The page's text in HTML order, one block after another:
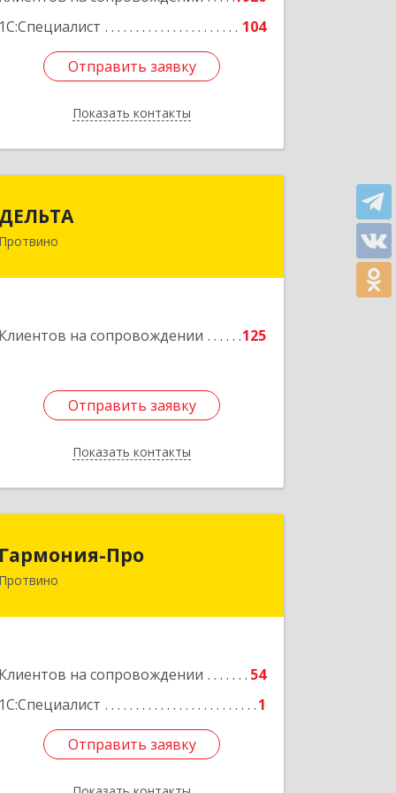
1С:Специалист
104
Отправить заявку
Показать контакты
Отправить заявку
Назад
ДЕЛЬТА
Протвино
Клиентов на сопровождении 125
Отправить заявку
Показать контакты
142281, Московская обл, Протвино г,
Отправить заявку
Назад
Гармония-Про
Протвино
Клиентов на сопровождении
54
1С:Специалист
1
Отправить заявку
142280, Московская обл, Протвино г,
Отправить заявку